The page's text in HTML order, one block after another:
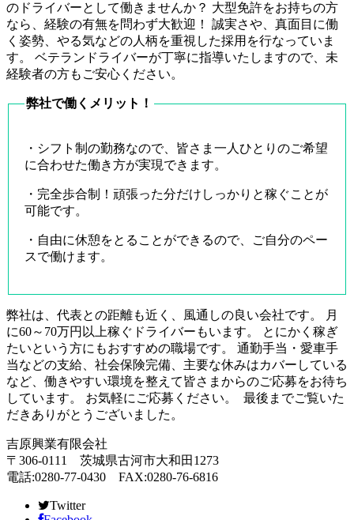
のドライバーとして働きませんか？ 大型免許をお持ちの方
なら、経験の有無を問わず大歓迎！ 誠実さや、真面目に働
く姿勢、やる気などの人柄を重視した採用を行なっていま
す。 ベテランドライバーが丁寧に指導いたしますので、未
経験者の方もご安心ください。
弊社で働くメリット！
・シフト制の勤務なので、皆さま一人ひとりのご希望
に合わせた働き方が実現できます。
・完全歩合制！頑張った分だけしっかりと稼ぐことが
可能です。
・自由に休憩をとることができるので、ご自分のペー
スで働けます。
弊社は、代表との距離も近く、風通しの良い会社です。 月
に60～70万円以上稼ぐドライバーもいます。 とにかく稼ぎ
たいという方にもおすすめの職場です。 通勤手当・愛車手
当などの支給、社会保険完備、主要な休みはカバーしている
など、働きやすい環境を整えて皆さまからのご応募をお待ち
しています。 お気軽にご応募ください。
最後までご覧いた
だきありがとうございました。
吉原興業有限会社
〒306-0111 茨城県古河市大和田1273
電話:0280-77-0430 FAX:0280-76-6816
Twitter